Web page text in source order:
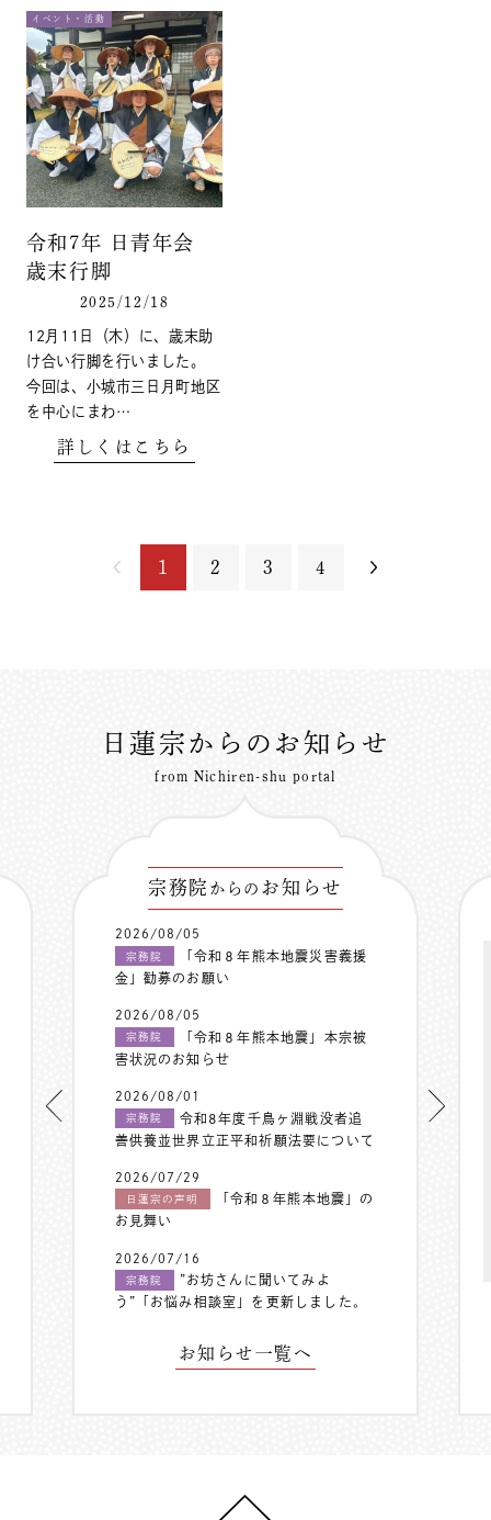
イベント・活動
令和7年 日青年会
歳末行脚
2025/12/18
12月11日（木）に、歳末助
け合い行脚を行いました。
今回は、小城市三日月町地区
を中心にまわ…
詳しくはこちら
1 2 3 4
日蓮宗からのお知らせ
from Nichiren-shu portal
宗務院 からの お知らせ
2026/08/05
宗務院
「令和８年熊本地震災害義援
金」勧募のお願い
2026/08/05
宗務院
「令和８年熊本地震」本宗被
害状況のお知らせ
2026/08/01
宗務院
令和8年度千鳥ヶ淵戦没者追
善供養並世界立正平和祈願法要について
2026/07/29
日蓮宗の声明
「令和８年熊本地震」の
お見舞い
2026/07/16
宗務院
”お坊さんに聞いてみよ
う”「お悩み相談室」を更新しました。
お知らせ一覧へ